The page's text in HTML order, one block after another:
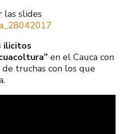
las slides
ilicitos
en el Cauca con
truchas con los que